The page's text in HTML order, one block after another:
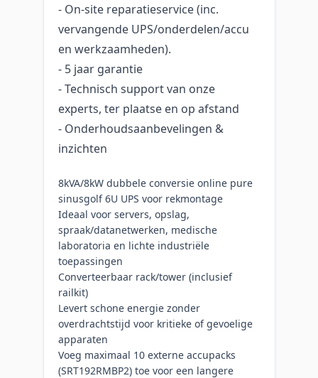
- On-site reparatieservice (inc.
vervangende UPS/onderdelen/accu
en werkzaamheden).
- 5 jaar garantie
- Technisch support van onze
experts, ter plaatse en op afstand
- Onderhoudsaanbevelingen &
inzichten
8kVA/8kW dubbele conversie online pure
sinusgolf 6U UPS voor rekmontage
Ideaal voor servers, opslag,
spraak/datanetwerken, medische
laboratoria en lichte industriële
toepassingen
Converteerbaar rack/tower (inclusief
railkit)
Levert schone energie zonder
overdrachtstijd voor kritieke of gevoelige
apparaten
Voeg maximaal 10 externe accupacks
(SRT192RMBP2) toe voor een langere